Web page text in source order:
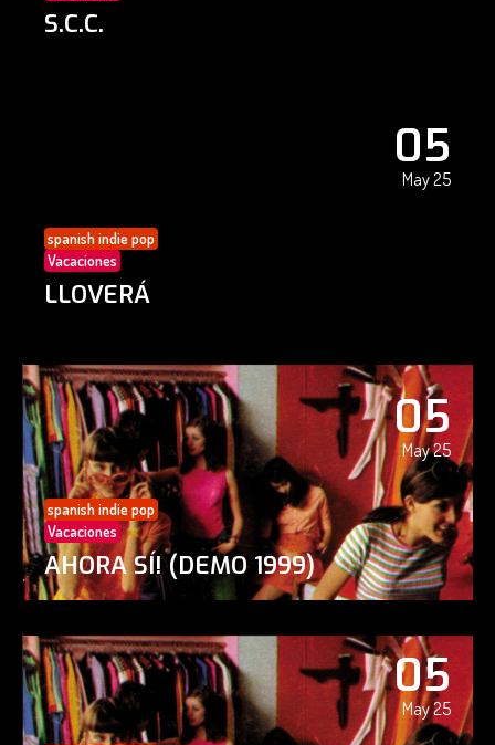
S.C.C.
05
May 25
spanish indie pop
Vacaciones
LLOVERÁ
05
May 25
spanish indie pop
Vacaciones
AHORA SÍ! (DEMO 1999)
05
May 25